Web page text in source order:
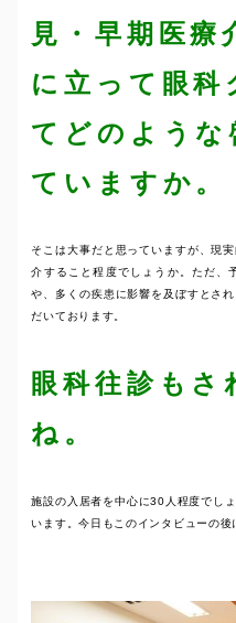
見・早期医療
に立って眼科
てどのような
ていますか。
そこは大事だと思っていますが、現
介すること程度でしょうか。ただ、
や、多くの疾患に影響を及ぼすとさ
だいております。
眼科往診もさ
ね。
施設の入居者を中心に30人程度でし
います。今日もこのインタビューの後